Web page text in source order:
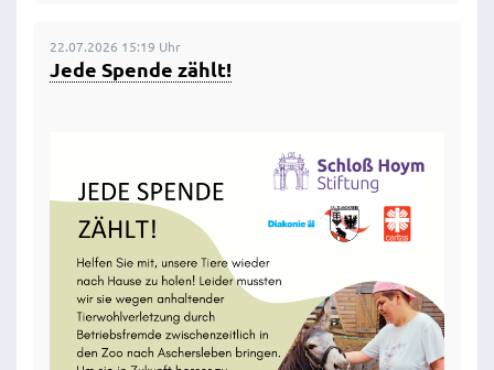
22.07.2026 15:19 Uhr
Jede Spende zählt!